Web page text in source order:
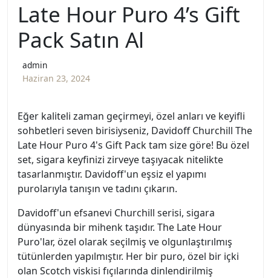
Late Hour Puro 4’s Gift
Pack Satın Al
admin
Haziran 23, 2024
Eğer kaliteli zaman geçirmeyi, özel anları ve keyifli
sohbetleri seven birisiyseniz, Davidoff Churchill The
Late Hour Puro 4's Gift Pack tam size göre! Bu özel
set, sigara keyfinizi zirveye taşıyacak nitelikte
tasarlanmıştır. Davidoff'un eşsiz el yapımı
purolarıyla tanışın ve tadını çıkarın.
Davidoff'un efsanevi Churchill serisi, sigara
dünyasında bir mihenk taşıdır. The Late Hour
Puro'lar, özel olarak seçilmiş ve olgunlaştırılmış
tütünlerden yapılmıştır. Her bir puro, özel bir içki
olan Scotch viskisi fıçılarında dinlendirilmiş